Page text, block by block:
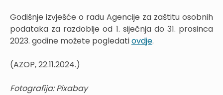
Godišnje izvješće o radu Agencije za zaštitu osobnih
podataka za razdoblje od 1. siječnja do 31. prosinca
2023. godine možete pogledatiovdje.
(AZOP, 22.11.2024.)
Fotografija: Pixabay